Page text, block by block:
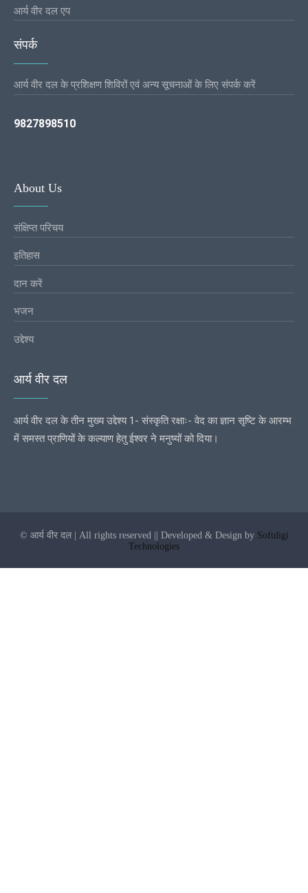
आर्य वीर दल एप
संपर्क
आर्य वीर दल के प्रशिक्षण शिविरों एवं अन्य सूचनाओं के लिए संपर्क करें
9827898510
About Us
संक्षिप्त परिचय
इतिहास
दान करें
भजन
उद्देश्य
आर्य वीर दल
आर्य वीर दल के तीन मुख्य उद्देश्य 1- संस्कृति रक्षाः- वेद का ज्ञान सृष्टि के आरम्भ
में समस्त प्राणियों के कल्याण हेतु ईश्वर ने मनुष्यों को दिया।
© आर्य वीर दल | All rights reserved || Developed & Design by Softdigi
Technologies